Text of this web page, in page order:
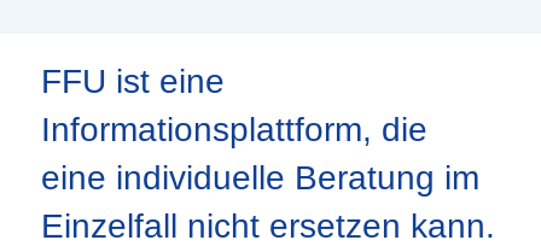
FFU ist eine
Informationsplattform, die
eine individuelle Beratung im
Einzelfall nicht ersetzen kann.